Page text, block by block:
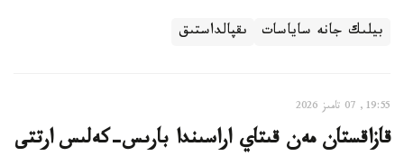
بيلىك جانە ساياسات ىقپالداستىق
19:55, 07 تامىز 2026
قازاقستان مەن قىتاي اراسىندا بارىس-كەلىس ارتتى